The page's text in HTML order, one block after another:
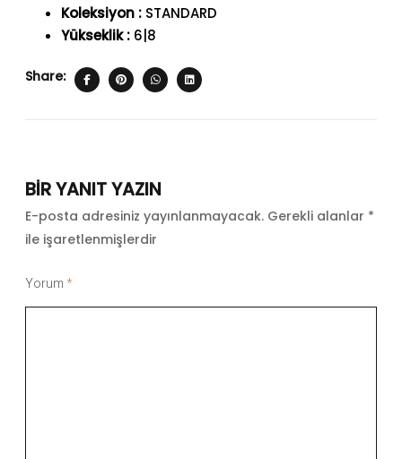
Koleksiyon : STANDARD
Yükseklik : 6|8
Share:
BIR YANIT YAZIN
E-posta adresiniz yayınlanmayacak. Gerekli alanlar *
ile işaretlenmişlerdir
Yorum*